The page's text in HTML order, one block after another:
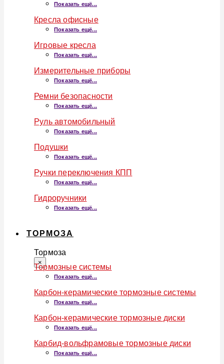
Показать ещё...
Кресла офисные
Показать ещё...
Игровые кресла
Показать ещё...
Измерительные приборы
Показать ещё...
Ремни безопасности
Показать ещё...
Руль автомобильный
Показать ещё...
Подушки
Показать ещё...
Ручки переключения КПП
Показать ещё...
Гидроручники
Показать ещё...
ТОРМОЗА
Тормоза
×
Тормозные системы
Показать ещё...
Карбон-керамические тормозные системы
Показать ещё...
Карбон-керамические тормозные диски
Показать ещё...
Карбид-вольфрамовые тормозные диски
Показать ещё...